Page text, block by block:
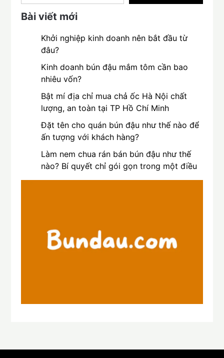
Bài viết mới
Khởi nghiệp kinh doanh nên bắt đầu từ
đâu?
Kinh doanh bún đậu mắm tôm cần bao
nhiêu vốn?
Bật mí địa chỉ mua chả ốc Hà Nội chất
lượng, an toàn tại TP Hồ Chí Minh
Đặt tên cho quán bún đậu như thế nào để
ấn tượng với khách hàng?
Làm nem chua rán bán bún đậu như thế
nào? Bí quyết chỉ gói gọn trong một điều